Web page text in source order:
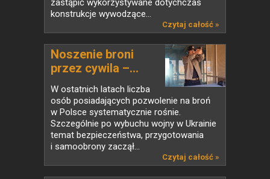
zastąpić wykorzystywane dotychczas
konstrukcje wywodzące...
Czytaj całość »
Noszenie broni
przez cywila –...
W ostatnich latach liczba
osób posiadających pozwolenie na broń
w Polsce systematycznie rośnie.
Szczególnie po wybuchu wojny w Ukrainie
temat bezpieczeństwa, przygotowania
i samoobrony zaczął...
Czytaj całość »